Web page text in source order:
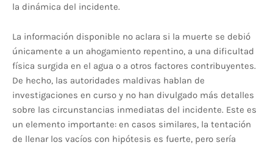
la dinámica del incidente.
La información disponible no aclara si la muerte se debió
únicamente a un ahogamiento repentino, a una dificultad
física surgida en el agua o a otros factores contribuyentes.
De hecho, las autoridades maldivas hablan de
investigaciones en curso y no han divulgado más detalles
sobre las circunstancias inmediatas del incidente. Este es
un elemento importante: en casos similares, la tentación
de llenar los vacíos con hipótesis es fuerte, pero sería